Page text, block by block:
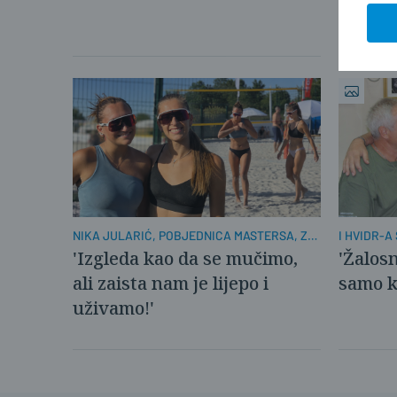
NIKA JULARIĆ, POBJEDNICA MASTERSA, ZA
PLUSPORTAL:
'Izgleda kao da se mučimo,
ali zaista nam je lijepo i
uživamo!'
I HVIDR-A
samo